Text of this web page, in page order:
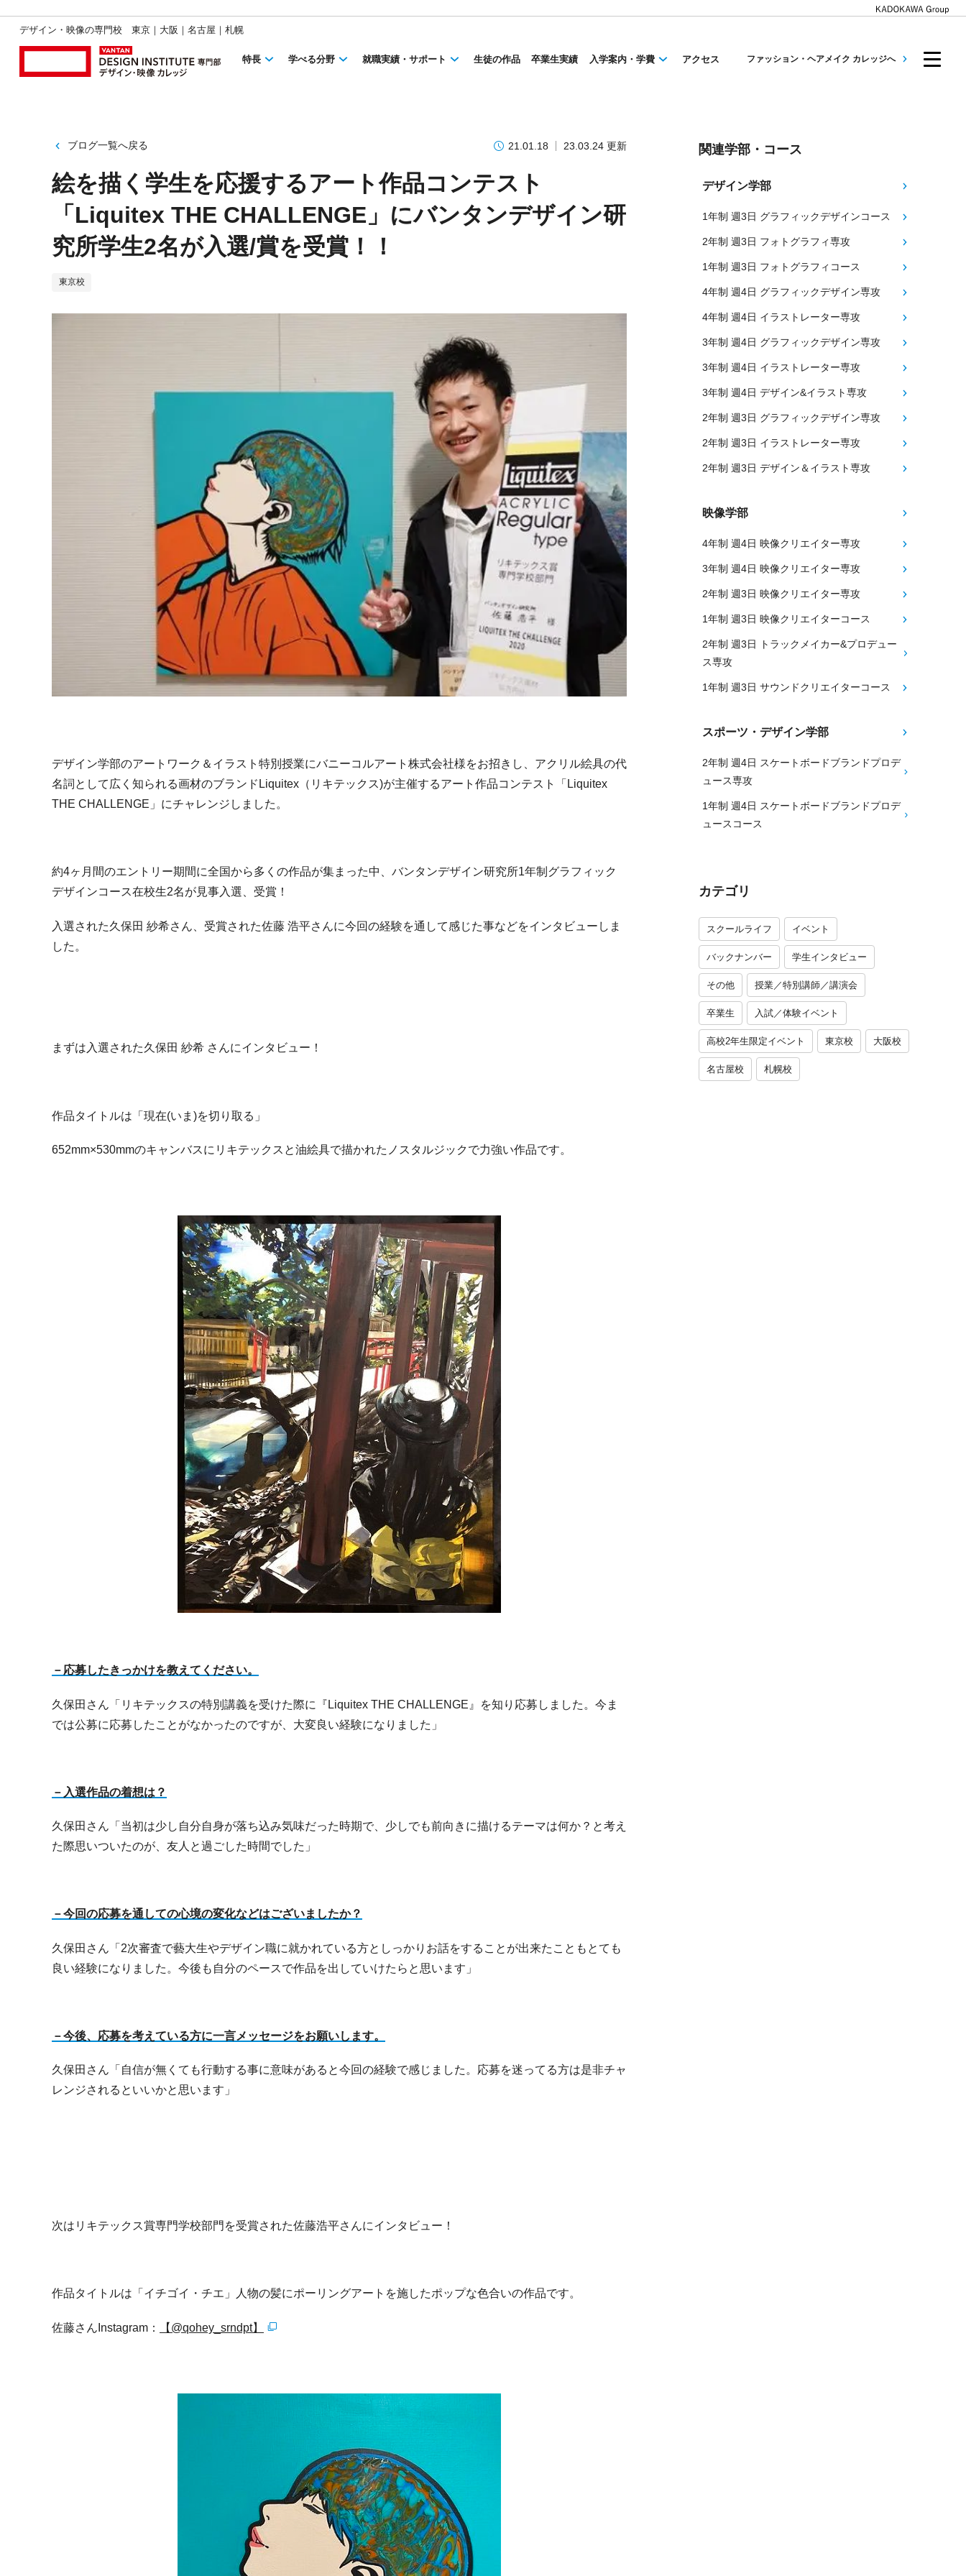
デザイン・映像の専門校 東京｜大阪｜名古屋｜札幌
特長 学べる分野 就職実績・サポート 生徒の作品 卒業生実績 入学案内・学費 アクセス ファッション・ヘアメイク カレッジへ
ブログ一覧へ戻る 21.01.18 23.03.24 更新
絵を描く学生を応援するアート作品コンテスト
「Liquitex THE CHALLENGE」にバンタンデザイン研
究所学生2名が入選/賞を受賞！！
東京校
デザイン学部のアートワーク＆イラスト特別授業にバニーコルアート株式会社様をお招きし、アクリル絵具の代
名詞として広く知られる画材のブランドLiquitex（リキテックス)が主催するアート作品コンテスト「Liquitex
THE CHALLENGE」にチャレンジしました。
約4ヶ月間のエントリー期間に全国から多くの作品が集まった中、バンタンデザイン研究所1年制グラフィック
デザインコース在校生2名が見事入選、受賞！
入選された久保田 紗希さん、受賞された佐藤 浩平さんに今回の経験を通して感じた事などをインタビューしま
した。
まずは入選された久保田 紗希 さんにインタビュー！
作品タイトルは「現在(いま)を切り取る」
652mm×530mmのキャンバスにリキテックスと油絵具で描かれたノスタルジックで力強い作品です。
－応募したきっかけを教えてください。
久保田さん「リキテックスの特別講義を受けた際に『Liquitex THE CHALLENGE』を知り応募しました。今ま
では公募に応募したことがなかったのですが、大変良い経験になりました」
－入選作品の着想は？
久保田さん「当初は少し自分自身が落ち込み気味だった時期で、少しでも前向きに描けるテーマは何か？と考え
た際思いついたのが、友人と過ごした時間でした」
－今回の応募を通しての心境の変化などはございましたか？
久保田さん「2次審査で藝大生やデザイン職に就かれている方としっかりお話をすることが出来たこともとても
良い経験になりました。今後も自分のペースで作品を出していけたらと思います」
－今後、応募を考えている方に一言メッセージをお願いします。
久保田さん「自信が無くても行動する事に意味があると今回の経験で感じました。応募を迷ってる方は是非チャ
レンジされるといいかと思います」
次はリキテックス賞専門学校部門を受賞された佐藤浩平さんにインタビュー！
作品タイトルは「イチゴイ・チエ」人物の髪にポーリングアートを施したポップな色合いの作品です。
佐藤さんInstagram： 【@qohey_srndpt】
関連学部・コース
デザイン学部
1年制 週3日 グラフィックデザインコース
2年制 週3日 フォトグラフィ専攻
1年制 週3日 フォトグラフィコース
4年制 週4日 グラフィックデザイン専攻
4年制 週4日 イラストレーター専攻
3年制 週4日 グラフィックデザイン専攻
3年制 週4日 イラストレーター専攻
3年制 週4日 デザイン&イラスト専攻
2年制 週3日 グラフィックデザイン専攻
2年制 週3日 イラストレーター専攻
2年制 週3日 デザイン＆イラスト専攻
映像学部
4年制 週4日 映像クリエイター専攻
3年制 週4日 映像クリエイター専攻
2年制 週3日 映像クリエイター専攻
1年制 週3日 映像クリエイターコース
2年制 週3日 トラックメイカー&プロデュー
ス専攻
1年制 週3日 サウンドクリエイターコース
スポーツ・デザイン学部
2年制 週4日 スケートボードブランドプロデ
ュース専攻
1年制 週4日 スケートボードブランドプロデ
ュースコース
カテゴリ
スクールライフ イベント
バックナンバー 学生インタビュー
その他 授業／特別講師／講演会
卒業生 入試／体験イベント
高校2年生限定イベント 東京校 大阪校
名古屋校 札幌校